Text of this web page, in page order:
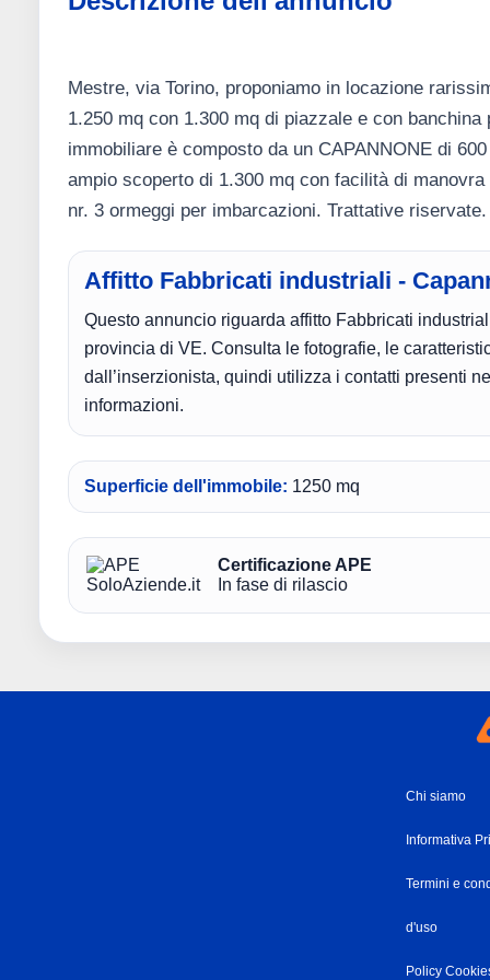
Mestre, via Torino, proponiamo in locazione
1.250 mq con 1.300 mq di piazzale e con
immobiliare è composto da un CAPANNONE di
ampio scoperto di 1.300 mq con facilità di
nr. 3 ormeggi per imbarcazioni. Trattative
Affitto Fabbricati industriali -
Questo annuncio riguarda affitto Fabbricati
provincia di VE. Consulta le fotografie, le
dall’inserzionista, quindi utilizza i contatti presenti
informazioni.
Superficie dell'immobile: 1250 mq
Certificazione APE
In fase di rilascio
Chi siamo
Informativa
Termini e
d'uso
Policy